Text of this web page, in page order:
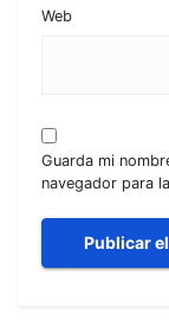
Web
Guarda mi
navegador para